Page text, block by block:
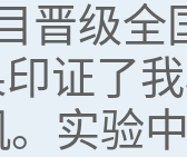
晋级全
证了
实验